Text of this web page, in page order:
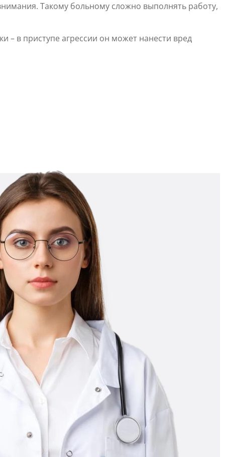
Такому больному сложно выполнять работу,
– в приступе агрессии он может нанести вред